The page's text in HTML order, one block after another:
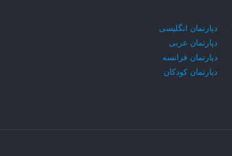
دپارتمان انگلیسی
دپارتمان عربی
دپارتمان فرانسه
دپارتمان کودکان